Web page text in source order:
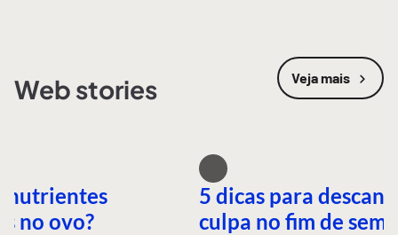
Web stories Veja mais
nutrientes
no ovo?
5 dicas para
culpa no fim de